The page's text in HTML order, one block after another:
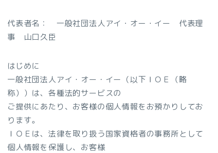
代表者名： 一般社団法人アイ・オー・イー 代表理
事 山口久臣
はじめに
一般社団法人アイ・オー・イー（以下ＩＯＥ（略
称））は、各種法的サービスの
ご提供にあたり、お客様の個人情報をお預かりしてお
ります。
ＩＯＥは、法律を取り扱う国家資格者の事務所として
個人情報を保護し、お客様